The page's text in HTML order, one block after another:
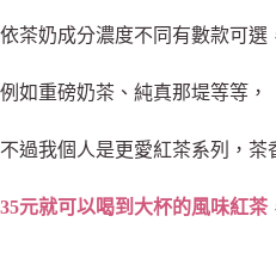
依茶奶成分濃度不同有數款可選
例如重磅奶茶、純真那堤等等 ，
不過我個人是更愛紅茶系列，茶
35元就可以喝到大杯的風味紅茶